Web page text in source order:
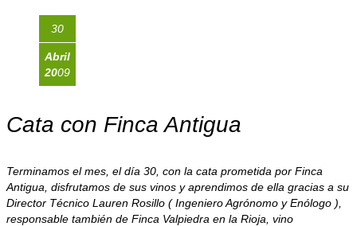
30
Abril
2009
Cata con Finca Antigua
Terminamos el mes, el día 30, con la cata prometida por Finca
Antigua, disfrutamos de sus vinos y aprendimos de ella gracias a su
Director Técnico Lauren Rosillo ( Ingeniero Agrónomo y Enólogo ),
responsable también de Finca Valpiedra en la Rioja, vino